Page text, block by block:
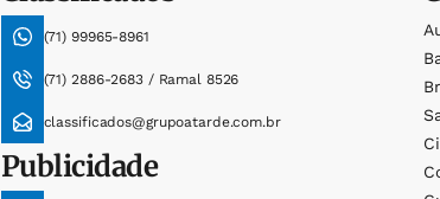
(71) 99965-8961
(71) 2886-2683 / Ramal 8526
classificados@grupoatarde.com.br
Publicidade